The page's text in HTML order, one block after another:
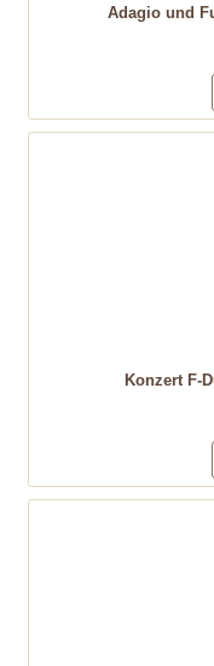
Adagio und
Konzert F-